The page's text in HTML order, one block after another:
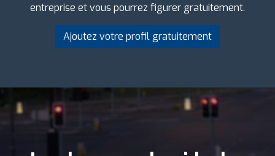
entreprise et vous pourrez figurer gratuitement.
Ajoutez votre profil gratuitement